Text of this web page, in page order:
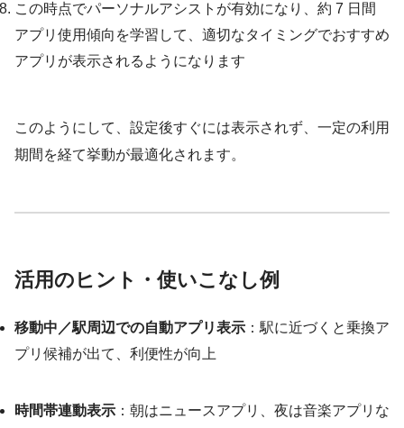
この時点でパーソナルアシストが有効になり、約 7 日間
アプリ使用傾向を学習して、適切なタイミングでおすすめ
アプリが表示されるようになります
このようにして、設定後すぐには表示されず、一定の利用
期間を経て挙動が最適化されます。
活用のヒント・使いこなし例
移動中／駅周辺での自動アプリ表示 ：駅に近づくと乗換ア
プリ候補が出て、利便性が向上
時間帯連動表示 ：朝はニュースアプリ、夜は音楽アプリな